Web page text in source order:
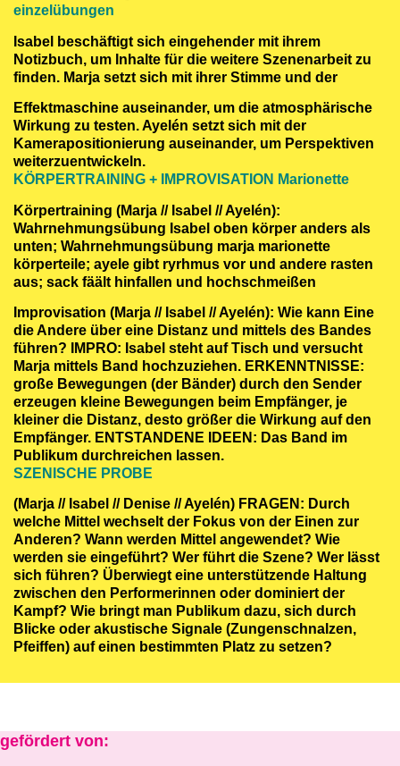
einzelübungen
Isabel beschäftigt sich eingehender mit ihrem
Notizbuch, um Inhalte für die weitere Szenenarbeit zu
finden. Marja setzt sich mit ihrer Stimme und der
Effektmaschine auseinander, um die atmosphärische
Wirkung zu testen. Ayelén setzt sich mit der
Kamerapositionierung auseinander, um Perspektiven
weiterzuentwickeln.
KÖRPERTRAINING + IMPROVISATION Marionette
Körpertraining (Marja // Isabel // Ayelén):
Wahrnehmungsübung Isabel oben körper anders als
unten; Wahrnehmungsübung marja marionette
körperteile; ayele gibt ryrhmus vor und andere rasten
aus; sack fäält hinfallen und hochschmeißen
Improvisation (Marja // Isabel // Ayelén): Wie kann Eine
die Andere über eine Distanz und mittels des Bandes
führen? IMPRO: Isabel steht auf Tisch und versucht
Marja mittels Band hochzuziehen. ERKENNTNISSE:
große Bewegungen (der Bänder) durch den Sender
erzeugen kleine Bewegungen beim Empfänger, je
kleiner die Distanz, desto größer die Wirkung auf den
Empfänger. ENTSTANDENE IDEEN: Das Band im
Publikum durchreichen lassen.
SZENISCHE PROBE
(Marja // Isabel // Denise // Ayelén) FRAGEN: Durch
welche Mittel wechselt der Fokus von der Einen zur
Anderen? Wann werden Mittel angewendet? Wie
werden sie eingeführt? Wer führt die Szene? Wer lässt
sich führen? Überwiegt eine unterstützende Haltung
zwischen den Performerinnen oder dominiert der
Kampf? Wie bringt man Publikum dazu, sich durch
Blicke oder akustische Signale (Zungenschnalzen,
Pfeiffen) auf einen bestimmten Platz zu setzen?
gefördert von: